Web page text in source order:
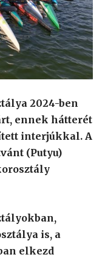
2024-ben
ennek hátterét
interjúkkal. A
(Putyu)
is, a
elkezd